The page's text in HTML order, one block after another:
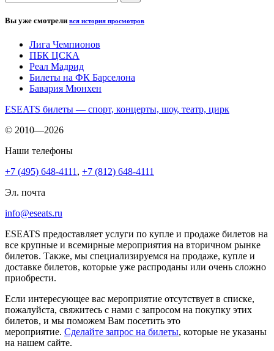
Вы уже смотрели вся история просмотров
Лига Чемпионов
ПБК ЦСКА
Реал Мадрид
Билеты на ФК Барселона
Бавария Мюнхен
ESEATS билеты — спорт, концерты, шоу, театр, цирк
© 2010—2026
Наши телефоны
+7 (495) 648-4111, +7 (812) 648-4111
Эл. почта
info@eseats.ru
ESEATS предоставляет услуги по купле и продаже билетов на
все крупные и всемирные мероприятия на вторичном рынке
билетов. Также, мы специализируемся на продаже, купле и
доставке билетов, которые уже распроданы или очень сложно
приобрести.
Если интересующее вас мероприятие отсутствует в списке,
пожалуйста, свяжитесь с нами с запросом на покупку этих
билетов, и мы поможем Вам посетить это
мероприятие. Cделайте запрос на билеты, которые не указаны
на нашем сайте.